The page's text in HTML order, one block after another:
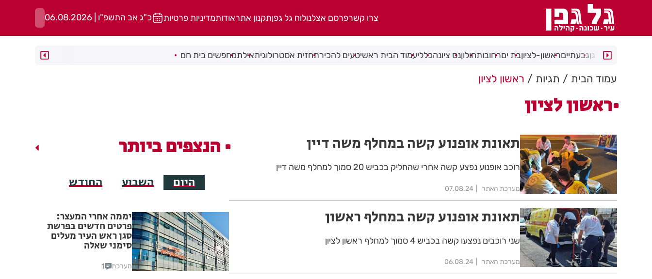
צרו קשרפרסם אצלנולוח גל גפןתקנון אתראודותמדיניות פרטיות כ"ג אב התשפ"ו | 06.08.2026
רמת גןגבעתייםראשון-לציוןבת יםרחובותחולוןנס ציונהכלליעמוד הבית ראשיטעים להכירתחזית אסטרולוגיתאילתמחפשים בית חם
עמוד הבית תגיות ראשון לציון
ראשון לציון
תאונת אופנוע קשה במחלף משה דיין
רוכב אופנוע נפצע קשה אחרי שהחליק בכביש 20 סמוך למחלף משה דיין
מערכת האתר 07.08.24
תאונת אופנוע קשה במחלף ראשון
שני רוכבים נפצעו קשה בכביש 4 סמוך למחלף ראשון לציון
מערכת האתר 06.08.24
הנצפים ביותר
היום השבוע החודש
יממה אחרי המעצר:
פרטים חדשים בפרשת
סגן ראש העיר מעלים
סימני שאלה
מערכת 1